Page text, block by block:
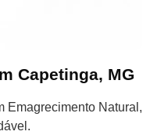
Capetinga, MG
Emagrecimento Natural,